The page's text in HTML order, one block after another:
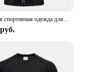
Мужская спортивная одежда для спортзала с коротким рукавом, креативный принт, компрессионная рубашка для кикбоксинга, спортивные мужские футболки с круглым вырезом для бега, топы